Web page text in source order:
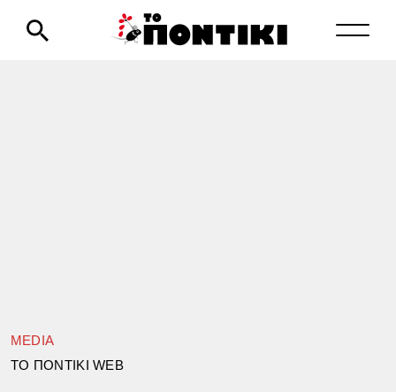
MEDIA
TΟ ΠΟΝΤΙΚΙ WEB